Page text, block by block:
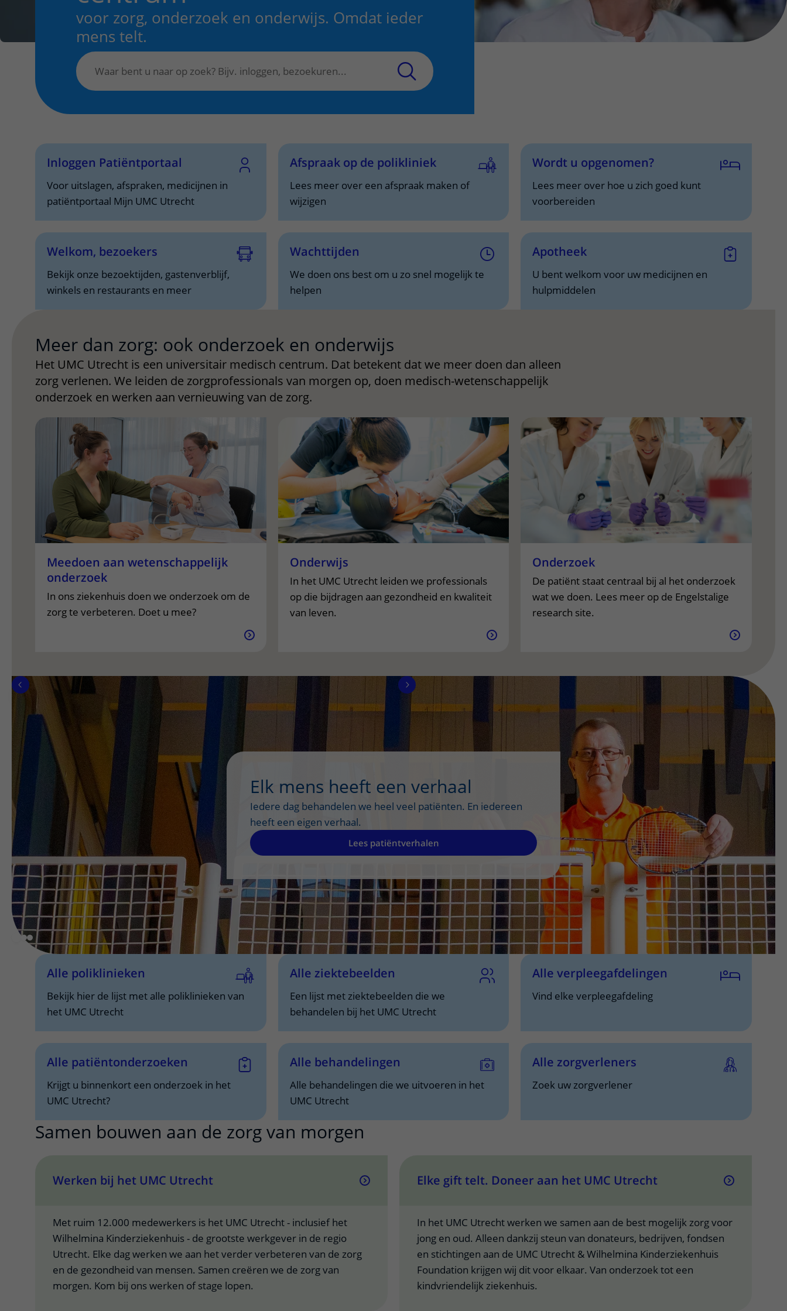
Het Wilhelmina
Bezoektijden Contact met verpleegafdeling
voor zorg, onderzoek en onderwijs. Omdat ieder
mens telt.
Inloggen Patiëntportaal
Voor uitslagen, afspraken, medicijnen in
patiëntportaal Mijn UMC Utrecht
Afspraak op de polikliniek
Lees meer over een afspraak maken of
wijzigen
Wordt u opgenomen?
Lees meer over hoe u zich goed kunt
voorbereiden
Welkom, bezoekers
Bekijk onze bezoektijden, gastenverblijf,
winkels en restaurants en meer
Wachttijden
We doen ons best om u zo snel mogelijk te
helpen
Apotheek
U bent welkom voor uw medicijnen en
hulpmiddelen
Meer dan zorg: ook onderzoek en onderwijs
Het UMC Utrecht is een universitair medisch centrum. Dat betekent dat we meer doen dan alleen
zorg verlenen. We leiden de zorgprofessionals van morgen op, doen medisch-wetenschappelijk
onderzoek en werken aan vernieuwing van de zorg.
Meedoen aan wetenschappelijk
onderzoek
In ons ziekenhuis doen we onderzoek om de
zorg te verbeteren. Doet u mee?
Onderwijs
In het UMC Utrecht leiden we professionals
op die bijdragen aan gezondheid en kwaliteit
van leven.
Onderzoek
De patiënt staat centraal bij al het onderzoek
wat we doen. Lees meer op de Engelstalige
research site.
Meedoen aan wetenschappelijk onderzoek
In ons ziekenhuis doen we onderzoek om de zorg te verbeteren. Doet u mee?
Onderwijs
In het UMC Utrecht leiden we professionals op die bijdragen aan gezondheid
Elk mens heeft een verhaal
Iedere dag behandelen we heel veel patiënten. En iedereen
heeft een eigen verhaal.
Lees patiëntverhalen
Alle poliklinieken
Bekijk hier de lijst met alle poliklinieken van
het UMC Utrecht
Alle ziektebeelden
Een lijst met ziektebeelden die we
behandelen bij het UMC Utrecht
Alle verpleegafdelingen
Vind elke verpleegafdeling
Alle patiëntonderzoeken
Krijgt u binnenkort een onderzoek in het
UMC Utrecht?
Alle behandelingen
Alle behandelingen die we uitvoeren in het
UMC Utrecht
Alle zorgverleners
Zoek uw zorgverlener
Samen bouwen aan de zorg van morgen
Werken bij het UMC Utrecht
Met ruim 12.000 medewerkers is het UMC Utrecht - inclusief het
Wilhelmina Kinderziekenhuis - de grootste werkgever in de regio
Utrecht. Elke dag werken we aan het verder verbeteren van de zorg
en de gezondheid van mensen. Samen creëren we de zorg van
morgen. Kom bij ons werken of stage lopen.
Elke gift telt. Doneer aan het UMC Utrecht
In het UMC Utrecht werken we samen aan de best mogelijk zorg voor
jong en oud. Alleen dankzij steun van donateurs, bedrijven, fondsen
en stichtingen aan de UMC Utrecht & Wilhelmina Kinderziekenhuis
Foundation krijgen wij dit voor elkaar. Van onderzoek tot een
kindvriendelijk ziekenhuis.